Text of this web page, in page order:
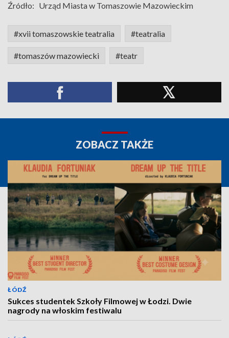
Źródło: Urząd Miasta w Tomaszowie Mazowieckim
#xvii tomaszowskie teatralia #teatralia
#tomaszów mazowiecki #teatr
ZOBACZ TAKŻE
ŁÓDŹ
Sukces studentek Szkoły Filmowej w Łodzi. Dwie
nagrody na włoskim festiwalu